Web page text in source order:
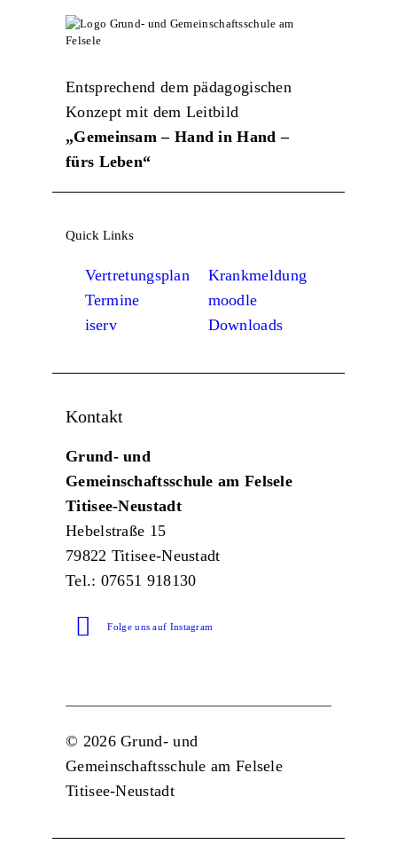
Entsprechend dem pädagogischen
Konzept mit dem Leitbild
„Gemeinsam – Hand in Hand –
fürs Leben“
Quick Links
Vertretungsplan
Krankmeldung
Termine
moodle
iserv
Downloads
Kontakt
Grund- und
Gemeinschaftsschule am Felsele
Titisee-Neustadt
Hebelstraße 15
79822 Titisee-Neustadt
Tel.: 07651 918130
Folge uns auf Instagram
© 2026 Grund- und
Gemeinschaftsschule am Felsele
Titisee-Neustadt